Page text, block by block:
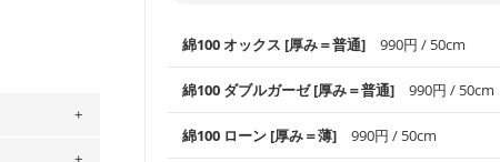
綿100 オックス [厚み＝普通] 990円 / 50cm
使いやすさNo.1！しなやかさと適度な張りを併
通気性の高さがオックス生地の特徴です。当サイ
綿100 ダブルガーゼ [厚み＝普通] 990円 / 50cm
綿100 ローン [厚み＝薄] 990円 / 50cm